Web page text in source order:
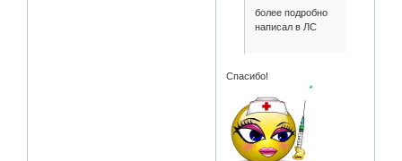
более подробно
написал в ЛС
Спасибо!